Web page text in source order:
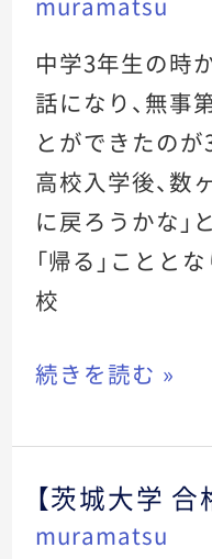
中学3年生の時
話になり、無事
とができたのが
高校入学後、数
に戻ろうかな」
「帰る」ことと
校
城
大
学
合
格】
保
護
者
続きを読む »
【茨城大学 合
muramatsu
【茨
城